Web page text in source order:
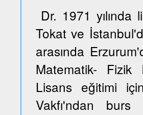
Dr. 1971
Tokat ve
arasında
Matematik-
Lisans eğitimi
Vakfı'ndan burs